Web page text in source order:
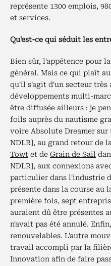
représente 1300 emplois,
et services.
Qu'est-ce qui séduit les
Bien sûr, l'appétence pour
général. Mais ce qui plaît
qu'il s'agit d'un secteur très
développements multi-
être diffusée ailleurs : je
foils auprès du nautisme
voire Absolute Dreamer sur
NDLR], au grand retour de
Towt et de Grain de Sail
NDLR], aux connexions
particulier dans l'industrie
présente dans la course au
première fois, sept
auraient dû être présentes
n'avait pas été annulé.
renouvelables. L'autre
travail accompli par la
Innovation afin de faire